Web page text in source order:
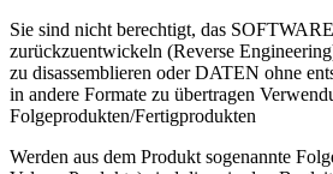
Sie sind nicht berechtigt, das
zurückzuentwickeln (Reverse
zu disassemblieren oder DATEN ohne
in andere Formate zu übertragen
Folgeprodukten/Fertigprodukten
Werden aus dem Produkt sogenannte